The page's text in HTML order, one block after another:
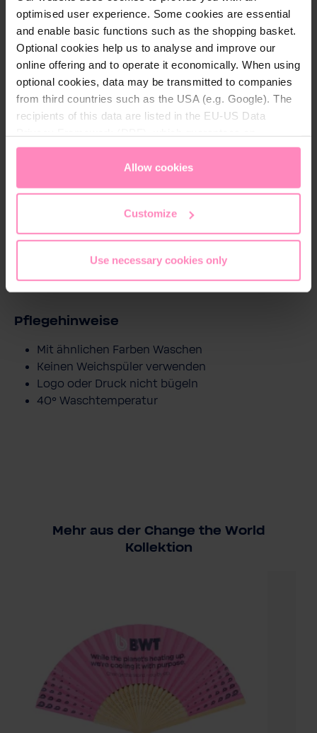
optimised user experience. Some cookies are essential
and enable basic functions such as the shopping basket.
Optional cookies help us to analyse and improve our
online offering and to operate it economically. When using
optional cookies, data may be transmitted to companies
from third countries such as the USA (e.g. Google). The
recipients of this data are listed in the EU-US Data
appropriate level of data protection. You canaccept all
only allow necessary cookies
access and change your chosen setting at any time in
Allow cookies
Customize
Use necessary cookies only
recyceltem PES im charakteristischen Change the
World Design und einer schönen Knopfleiste. Der
Stoff liegt angenehm auf der Haut und schmiegt
sich mit perfekter Passform an den Körper.
Technische Details
100% recyceltes Polyester
Farbe: Navy, Pink
Pflegehinweise
Mit ähnlichen Farben Waschen
Keinen Weichspüler verwenden
Logo oder Druck nicht bügeln
40° Waschtemperatur
Mehr aus der Change the World
Kollektion